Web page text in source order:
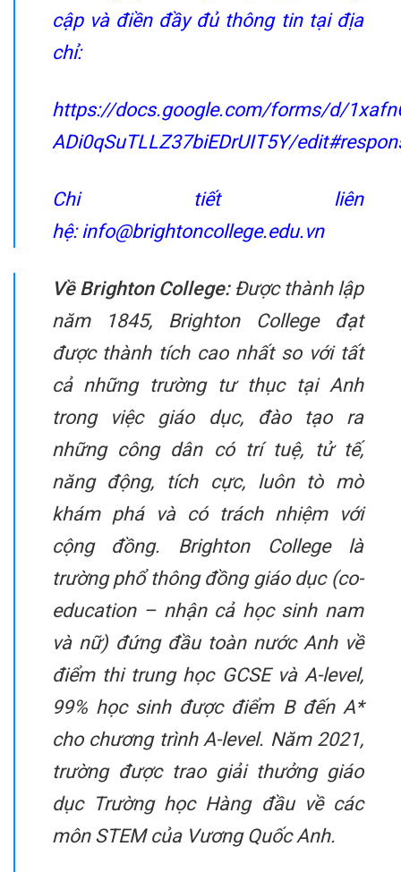
cập và điền đầy đủ thông tin tại địa
chỉ:
https://docs.google.com/forms/d/
ADi0qSuTLLZ37biEDrUIT5Y/
Chi tiết liên
hệ:info@brightoncollege.edu.vn
Về Brighton College: Được thành lập
năm 1845, Brighton College đạt
được thành tích cao nhất so với tất
cả những trường tư thục tại Anh
trong việc giáo dục, đào tạo ra
những công dân có trí tuệ, tử tế,
năng động, tích cực, luôn tò mò
khám phá và có trách nhiệm với
cộng đồng. Brighton College là
trường phổ thông đồng giáo dục (co-
education – nhận cả học sinh nam
và nữ) đứng đầu toàn nước Anh về
điểm thi trung học GCSE và A-level,
99% học sinh được điểm B đến A*
cho chương trình A-level. Năm 2021,
trường được trao giải thưởng giáo
dục Trường học Hàng đầu về các
môn STEM của Vương Quốc Anh.